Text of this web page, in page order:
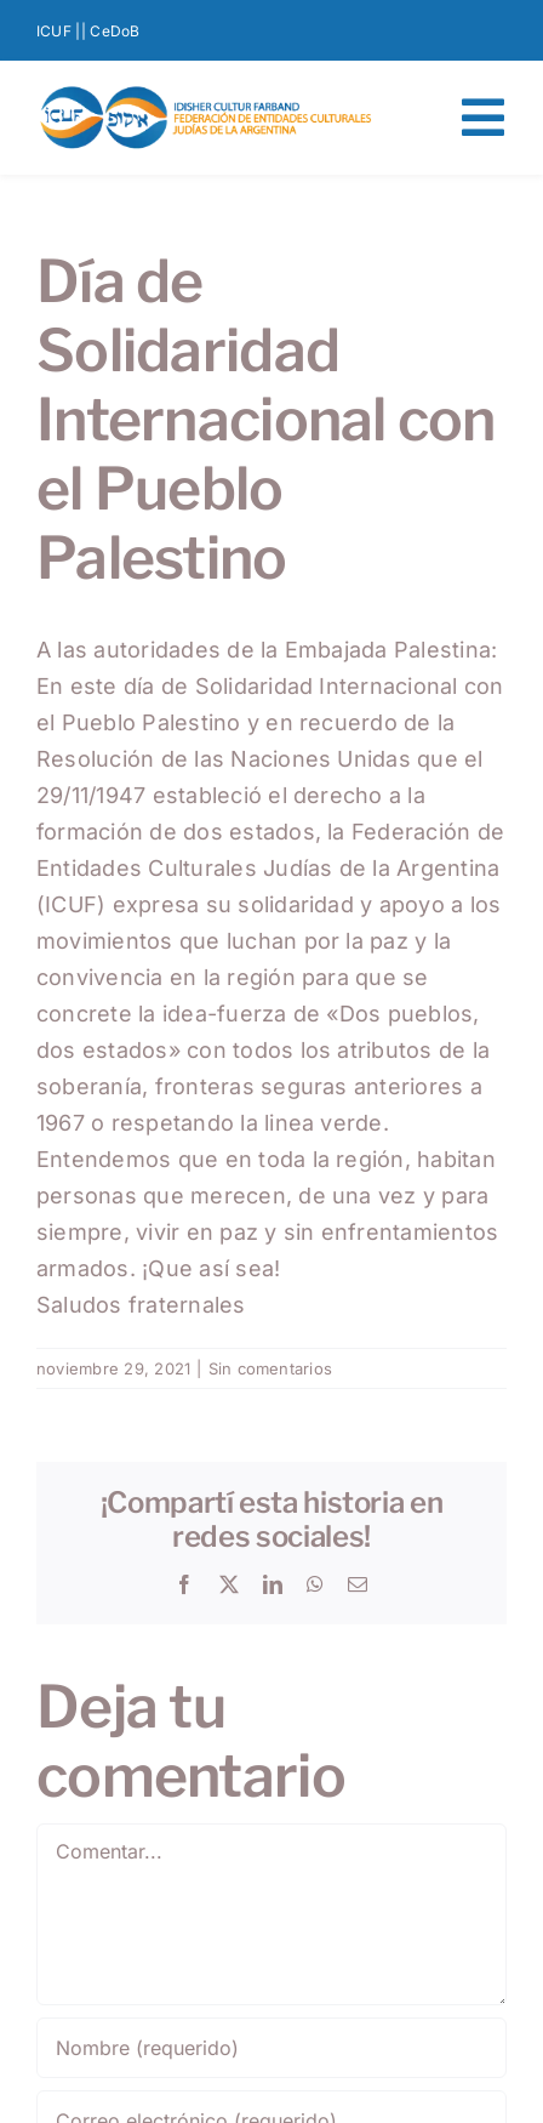
contenido
ICUF | | CeDoB
Orígenes del ICUF
Noticias
Producciones
Día de
Solidaridad
Internacional con
el Pueblo
Palestino
A las autoridades de la Embajada Palestina:
En este día de Solidaridad Internacional con
el Pueblo Palestino y en recuerdo de la
Resolución de las Naciones Unidas que el
29/11/1947 estableció el derecho a la
formación de dos estados, la Federación de
Entidades Culturales Judías de la Argentina
(ICUF) expresa su solidaridad y apoyo a los
movimientos que luchan por la paz y la
convivencia en la región para que se
concrete la idea-fuerza de «Dos pueblos,
dos estados» con todos los atributos de la
soberanía, fronteras seguras anteriores a
1967 o respetando la linea verde.
Entendemos que en toda la región, habitan
personas que merecen, de una vez y para
siempre, vivir en paz y sin enfrentamientos
armados. ¡Que así sea!
Saludos fraternales
noviembre 29, 2021 Sin comentarios
¡Compartí esta historia en
redes sociales!
Facebook
X LinkedInWhatsApp
Correo
Deja tu
comentario
Comentar